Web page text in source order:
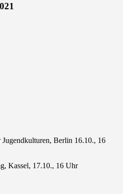
Berlin 16.10., 16
Kassel, 17.10., 16 Uhr